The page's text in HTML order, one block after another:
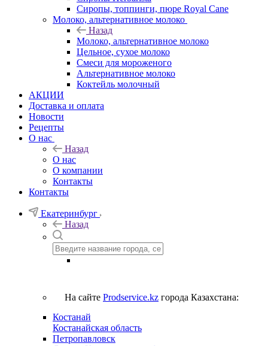
Сиропы, топпинги, пюре Royal Cane
Молоко, альтернативное молоко
Назад
Молоко, альтернативное молоко
Цельное, сухое молоко
Смеси для мороженого
Альтернативное молоко
Коктейль молочный
АКЦИИ
Доставка и оплата
Новости
Рецепты
О нас
Назад
О нас
О компании
Контакты
Контакты
Екатеринбург
Назад
На сайте Prodservice.kz города Казахстана:
Костанай
Костанайская область
Петропавловск